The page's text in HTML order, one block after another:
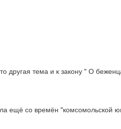
тема и к закону " О
ещё со времён "комсомольской